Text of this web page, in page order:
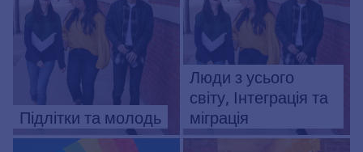
Підлітки та молодь
Люди з усього
світу, Інтеграція та
міграція